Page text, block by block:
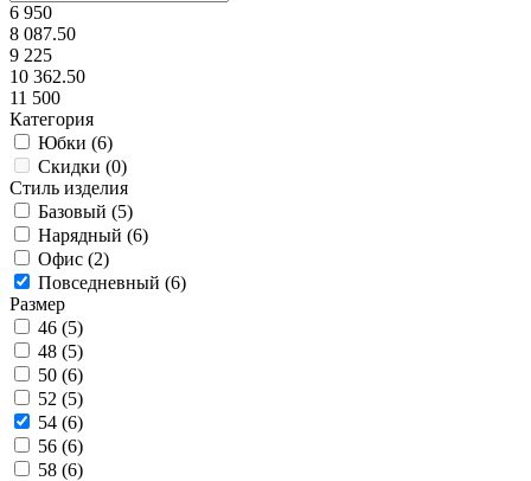
6 950
8 087.50
9 225
10 362.50
11 500
Категория
Юбки (6)
Скидки (0)
Стиль изделия
Базовый (5)
Нарядный (6)
Офис (2)
Повседневный (6)
Размер
46 (5)
48 (5)
50 (6)
52 (5)
54 (6)
56 (6)
58 (6)